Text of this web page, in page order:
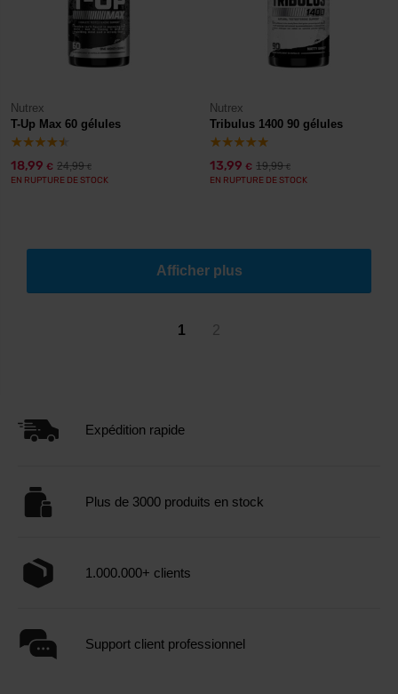
Nutrex
T-Up Max 60 gélules
18,99 € 24,99€
EN RUPTURE DE STOCK
Nutrex
Tribulus 1400 90 gélules
13,99 € 19,99€
EN RUPTURE DE STOCK
Afficher plus
1 2
Expédition rapide
Plus de 3000 produits en stock
1.000.000+ clients
Support client professionnel